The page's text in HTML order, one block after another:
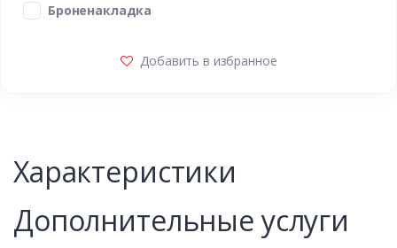
Броненакладка
Добавить в избранное
Характеристики
Дополнительные услуги